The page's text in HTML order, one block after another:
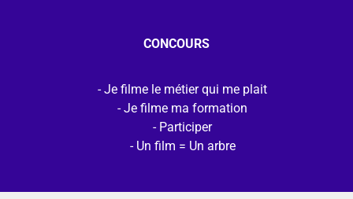
CONCOURS
Je filme le métier qui me plait
Je filme ma formation
Participer
Un film = Un arbre